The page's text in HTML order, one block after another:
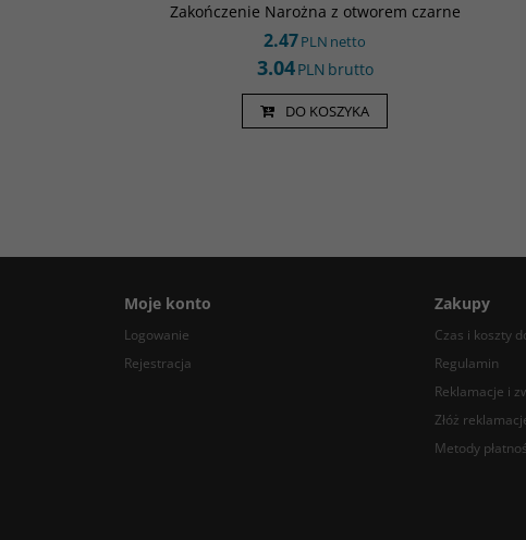
Zakończenie Narożna z otworem czarne
2.47PLN netto
3.04PLN brutto
DO KOSZYKA
Moje konto
Logowanie
Rejestracja
Zakupy
Czas i koszty
Regulamin
Reklamacje i
Złóż
Metody